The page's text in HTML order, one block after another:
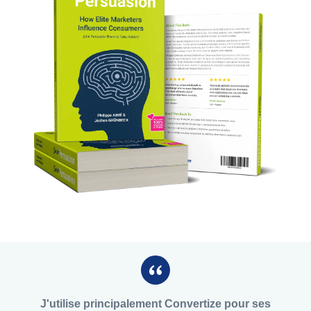
J'utilise principalement Convertize pour ses